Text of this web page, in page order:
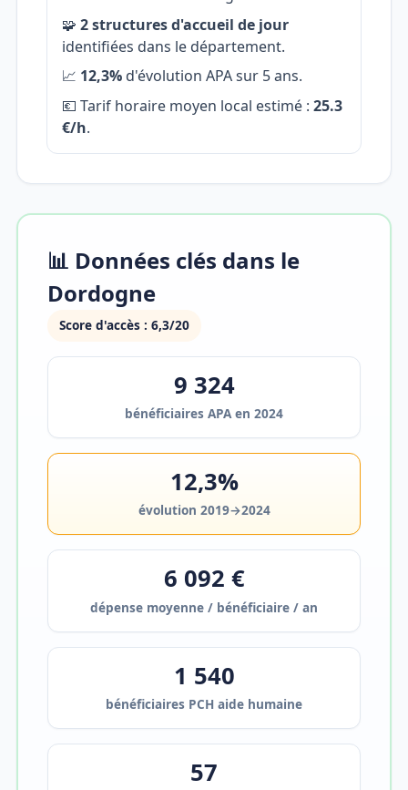
🧩 2 structures d'accueil de jour
identifiées dans le département.
📈 12,3% d'évolution APA sur 5 ans.
💶 Tarif horaire moyen local estimé : 25.3
€/h.
📊 Données clés dans le
Dordogne
Score d'accès : 6,3/20
9 324
bénéficiaires APA en 2024
12,3%
évolution 2019→2024
6 092 €
dépense moyenne / bénéficiaire / an
1 540
bénéficiaires PCH aide humaine
57